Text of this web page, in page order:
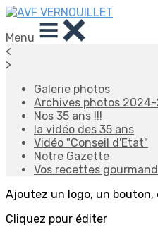
Menu
<
>
Galerie photos
Archives photos
Nos 35 ans !!!
la vidéo des 35 ans
Vidéo "Conseil d'Etat"
Notre Gazette
Vos recettes
Ajoutez un logo, un bouton,
Cliquez pour éditer